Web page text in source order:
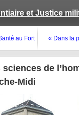
et Justice
au Fort
« Dans la
de
Midi